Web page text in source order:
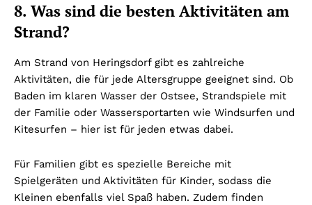
8. Was sind die besten Aktivitäten am
Strand?
Am Strand von Heringsdorf gibt es zahlreiche
Aktivitäten, die für jede Altersgruppe geeignet sind. Ob
Baden im klaren Wasser der Ostsee, Strandspiele mit
der Familie oder Wassersportarten wie Windsurfen und
Kitesurfen – hier ist für jeden etwas dabei.
Für Familien gibt es spezielle Bereiche mit
Spielgeräten und Aktivitäten für Kinder, sodass die
Kleinen ebenfalls viel Spaß haben. Zudem finden